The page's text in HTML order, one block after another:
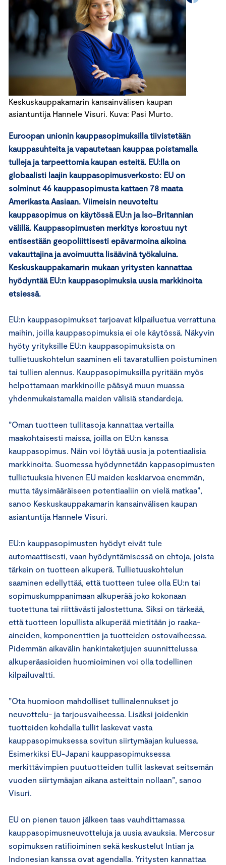
Keskuskauppakamarin kansainvälisen kaupan
asiantuntija Hannele Visuri. Kuva: Pasi Murto.
Euroopan unionin kauppasopimuksilla tiivistetään
kauppasuhteita ja vapautetaan kauppaa poistamalla
tulleja ja tarpeettomia kaupan esteitä. EU:lla on
globaalisti laajin kauppasopimusverkosto: EU on
solminut 46 kauppasopimusta kattaen 78 maata
Amerikasta Aasiaan. Viimeisin neuvoteltu
kauppasopimus on käytössä EU:n ja Iso-Britannian
välillä. Kauppasopimusten merkitys korostuu nyt
entisestään geopoliittisesti epävarmoina aikoina
vakauttajina ja avoimuutta lisäävinä työkaluina.
Keskuskauppakamarin mukaan yritysten kannattaa
hyödyntää EU:n kauppasopimuksia uusia markkinoita
etsiessä.
EU:n kauppasopimukset tarjoavat kilpailuetua verrattuna
maihin, joilla kauppasopimuksia ei ole käytössä. Näkyvin
hyöty yrityksille EU:n kauppasopimuksista on
tullietuuskohtelun saaminen eli tavaratullien poistuminen
tai tullien alennus. Kauppasopimuksilla pyritään myös
helpottamaan markkinoille pääsyä muun muassa
yhdenmukaistamalla maiden välisiä standardeja.
”Oman tuotteen tullitasoja kannattaa vertailla
maakohtaisesti maissa, joilla on EU:n kanssa
kauppasopimus. Näin voi löytää uusia ja potentiaalisia
markkinoita. Suomessa hyödynnetään kappasopimusten
tullietuuksia hivenen EU maiden keskiarvoa enemmän,
mutta täysimääräiseen potentiaaliin on vielä matkaa”,
sanoo Keskuskauppakamarin kansainvälisen kaupan
asiantuntija Hannele Visuri.
EU:n kauppasopimusten hyödyt eivät tule
automaattisesti, vaan hyödyntämisessä on ehtoja, joista
tärkein on tuotteen alkuperä. Tullietuuskohtelun
saaminen edellyttää, että tuotteen tulee olla EU:n tai
sopimuskumppanimaan alkuperää joko kokonaan
tuotettuna tai riittävästi jalostettuna. Siksi on tärkeää,
että tuotteen lopullista alkuperää mietitään jo raaka-
aineiden, komponenttien ja tuotteiden ostovaiheessa.
Pidemmän aikavälin hankintaketjujen suunnittelussa
alkuperäasioiden huomioiminen voi olla todellinen
kilpailuvaltti.
”Ota huomioon mahdolliset tullinalennukset jo
neuvottelu- ja tarjousvaiheessa. Lisäksi joidenkin
tuotteiden kohdalla tullit laskevat vasta
kauppasopimuksessa sovitun siirtymäajan kuluessa.
Esimerkiksi EU-Japani kauppasopimuksessa
merkittävimpien puutuotteiden tullit laskevat seitsemän
vuoden siirtymäajan aikana asteittain nollaan”, sanoo
Visuri.
EU on pienen tauon jälkeen taas vauhdittamassa
kauppasopimusneuvotteluja ja uusia avauksia. Mercosur
sopimuksen ratifioiminen sekä keskustelut Intian ja
Indonesian kanssa ovat agendalla. Yritysten kannattaa